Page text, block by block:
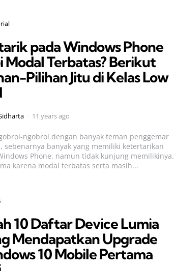
pada Windows Phone
Modal Terbatas? Berikut
Pilihan Jitu di Kelas Low
11 years ago
ngobrol dengan banyak teman penggemar
sebenarnya banyak yang memiliki ketertarikan
Phone, namun tidak kunjung memilikinya.
karena modal terbatas serta masih...
10 Daftar Device Lumia
Mendapatkan Upgrade
10 Mobile Pertama